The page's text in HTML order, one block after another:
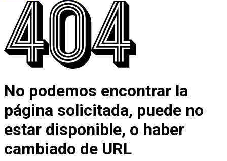
No podemos encontrar la
página solicitada, puede no
estar disponible, o haber
cambiado de URL